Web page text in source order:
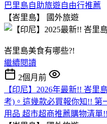
巴里島自助旅遊自由行推薦
【峇里島】
國外旅遊
峇里島美食有哪些?!
繼續閱讀
2個月前
【印尼】2026年最新!! 峇里
考)。這幾款必買報你知!! 第
用品 超市超商推薦購物清單